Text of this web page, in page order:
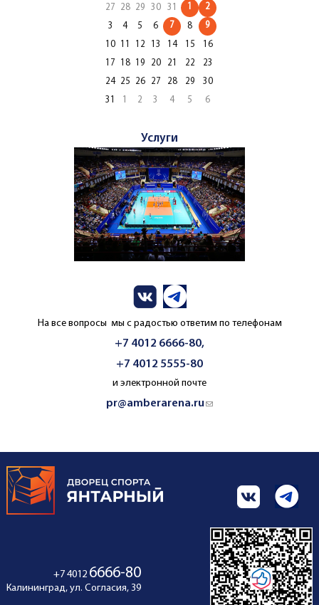
27
28 29 30 31 1 2
3 4 5 6 7 8 9
10 11 12 13 14 15
16
17
18 19 20 21 22
23
24
25 26 27 28 29
30
31
1 2 3 4 5 6
Услуги
На все вопросы мы с радостью ответим по телефонам
+7 4012 6666-80,
+7 4012 5555-80
и электронной почте
pr@amberarena.ru(link sends e-mail)
+7 4012 6666-80
Калининград, ул. Согласия, 39